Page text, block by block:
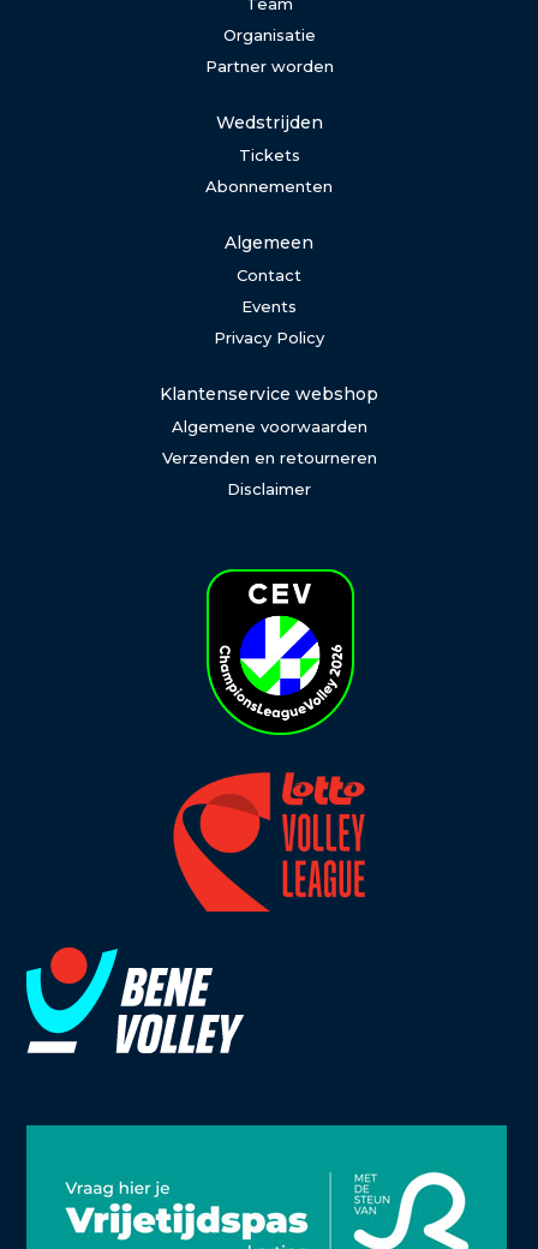
Organisatie
Partner worden
Wedstrijden
Tickets
Abonnementen
Algemeen
Contact
Events
Privacy Policy
Klantenservice webshop
Algemene voorwaarden
Verzenden en retourneren
Disclaimer